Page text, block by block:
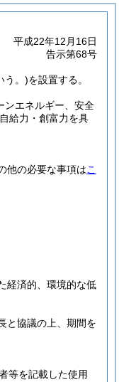
平成22年12月16日
告示第68号
う。)を設置する。
ンエネルギー、安全
給力・創富力を具
他の必要な事項はこ
経済的、環境的な低
と協議の上、期間を
等を記載した使用